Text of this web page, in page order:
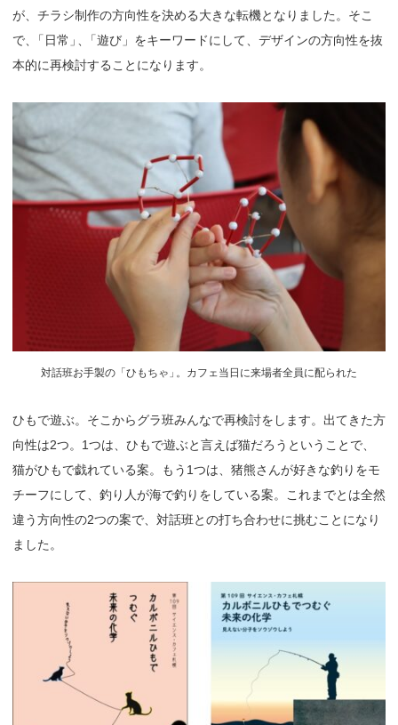
が、チラシ制作の方向性を決める大きな転機となりました。そこ
で
「日常 」
「遊び」をキーワードにして、デザインの方向性を抜
本的に再検討することになります。
対話班お手製の「ひもちゃ 」 。カフェ当日に来場者全員に配られた
ひもで遊ぶ。そこからグラ班みんなで再検討をします。出てきた方
向性は2つ。1つは、ひもで遊ぶと言えば猫だろうということで、
猫がひもで戯れている案。もう1つは、猪熊さんが好きな釣りをモ
チーフにして、釣り人が海で釣りをしている案。これまでとは全然
違う方向性の2つの案で、対話班との打ち合わせに挑むことになり
ました。